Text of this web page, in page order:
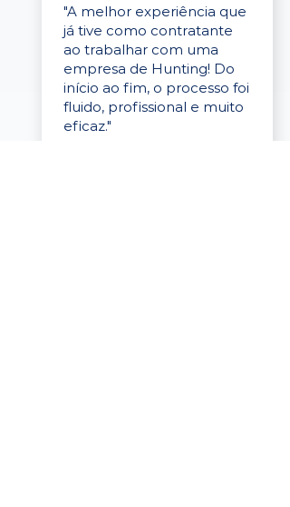
"A melhor experiência que
já tive como contratante
ao trabalhar com uma
empresa de Hunting! Do
início ao fim, o processo foi
fluido, profissional e muito
eficaz."